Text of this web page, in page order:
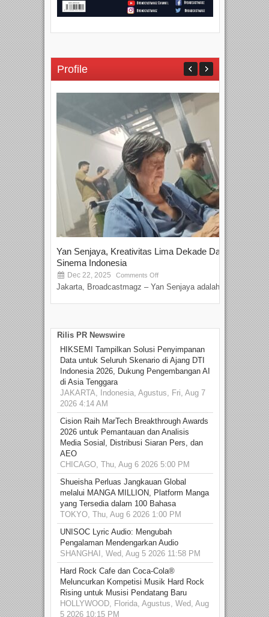
Profile
Yan Senjaya, Kreativitas Lima Dekade Dalam
Sinema Indonesia
Dec 22, 2025 Comments Off
Jakarta, Broadcastmagz – Yan Senjaya adalah...
Rilis PR Newswire
HIKSEMI Tampilkan Solusi Penyimpanan
Data untuk Seluruh Skenario di Ajang DTI
Indonesia 2026, Dukung Pengembangan AI
di Asia Tenggara
JAKARTA, Indonesia, Agustus, Fri, Aug 7
2026 4:14 AM
Cision Raih MarTech Breakthrough Awards
2026 untuk Pemantauan dan Analisis
Media Sosial, Distribusi Siaran Pers, dan
AEO
CHICAGO, Thu, Aug 6 2026 5:00 PM
Shueisha Perluas Jangkauan Global
melalui MANGA MILLION, Platform Manga
yang Tersedia dalam 100 Bahasa
TOKYO, Thu, Aug 6 2026 1:00 PM
UNISOC Lyric Audio: Mengubah
Pengalaman Mendengarkan Audio
SHANGHAI, Wed, Aug 5 2026 11:58 PM
Hard Rock Cafe dan Coca-Cola®
Meluncurkan Kompetisi Musik Hard Rock
Rising untuk Musisi Pendatang Baru
HOLLYWOOD, Florida, Agustus, Wed, Aug
5 2026 10:15 PM